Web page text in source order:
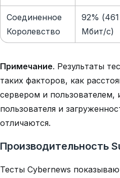
Соединенное
Королевство
92% (461
Мбит/с)
Примечание. Результаты
таких факторов, как
сервером и пользователем,
пользователя и
отличаются.
Производительность
Тесты Cybernews